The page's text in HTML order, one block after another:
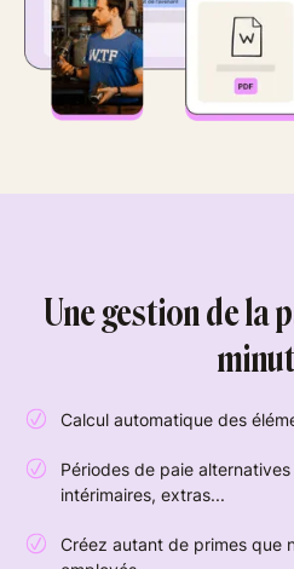
Une gestion de la
Calcul automatique des
Périodes de paie
intérimaires, extras...
Créez autant de primes que